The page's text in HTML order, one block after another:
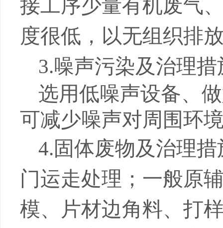
接工序少量有机废气
度很低，以无组织排
3.噪声污染及治理措
选用低噪声设备、
可减少噪声对周围环
4.固体废物及治理
门运走处理；一般原
模、片材边角料、打